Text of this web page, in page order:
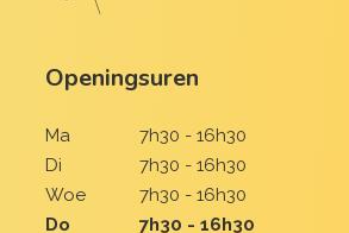
Openingsuren
Ma
7h30 - 16h30
Di
7h30 - 16h30
Woe
7h30 - 16h30
Do
7h30 - 16h30